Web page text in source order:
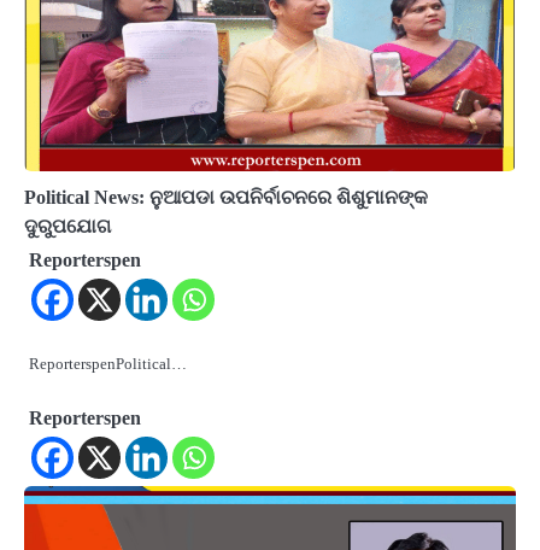
Political News: ନୁଆପଡା ଉପନିର୍ବାଚନରେ ଶିଶୁମାନଙ୍କ
ଦୁରୁପଯୋଗ
Reporterspen
ReporterspenPolitical…
Reporterspen